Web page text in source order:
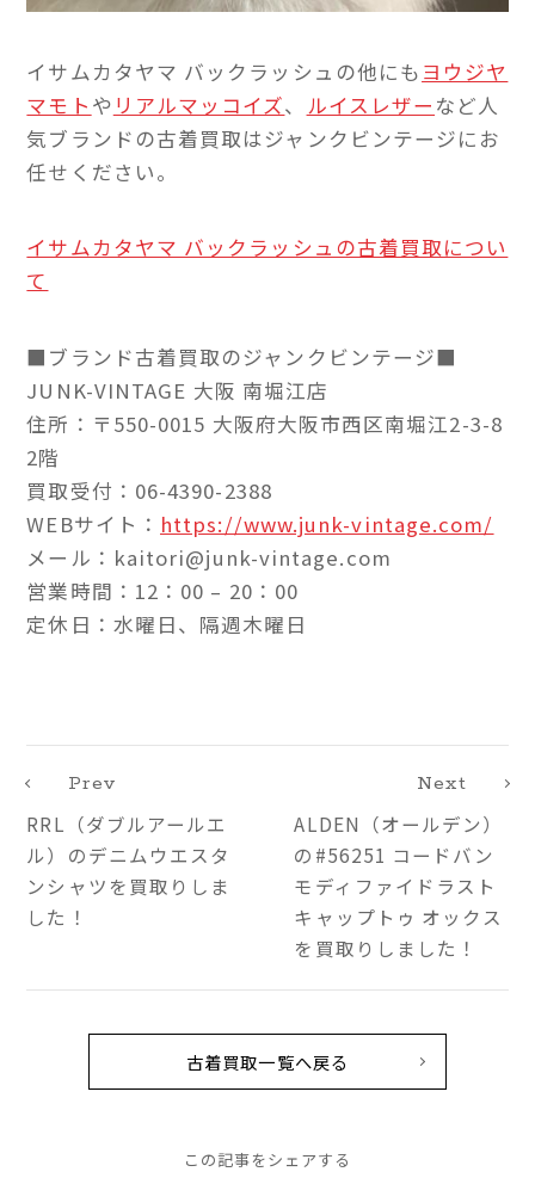
イサムカタヤマ バックラッシュの他にも ヨウジヤ
マモト や リアルマッコイズ、 ルイスレザー など人
気ブランドの古着買取はジャンクビンテージにお
任せください。
イサムカタヤマ バックラッシュの古着買取につい
て
■ブランド古着買取のジャンクビンテージ■
JUNK-VINTAGE 大阪 南堀江店
住所：〒550-0015 大阪府大阪市西区南堀江2-3-8
2階
買取受付：06-4390-2388
WEBサイト： https://www.junk-vintage.com/
メール：kaitori@junk-vintage.com
営業時間：12：00 – 20：00
定休日：水曜日、隔週木曜日
Prev
RRL（ダブルアールエ
ル）のデニムウエスタ
ンシャツを買取りしま
した！
Next
ALDEN（オールデン）
の#56251 コードバン
モディファイドラスト
キャップトゥ オックス
を買取りしました！
古着買取一覧へ戻る
この記事をシェアする